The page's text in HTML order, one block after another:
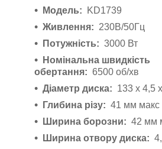
Модель:
KD1739
Живлення: 230В/50Гц
Потужність: 3000 Вт
Номінальна швидкість
обертання: 6500 об/хв
Діаметр диска: 133 х 4,5
Глибина різу: 41 мм макс
Ширина борозни: 42 мм
Ширина отвору диска: